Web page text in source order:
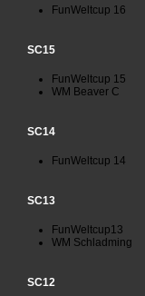
FunWeltcup 16
SC15
FunWeltcup 15
WM Beaver C
SC14
FunWeltcup 14
SC13
FunWeltcup13
WM Schladming
SC12